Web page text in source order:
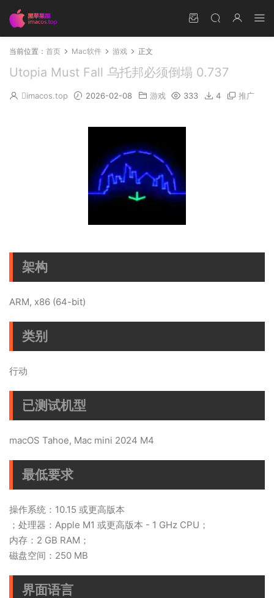
当前位置： 首页 Mac软件 游戏 正文
Utopia Must Fall 乌托邦必须倒塌 0.737
imacos.top 2026-02-08 游戏 333 4 推广
架构
ARM, x86 (64-bit)
类别
行动
已测试机型
macOS Tahoe, Mac mini 2024 M4
最低要求
操作系统：10.15 或更高版本
；处理器：Apple M1 或更高版本 - 1 GHz CPU；
内存：2 GB RAM；
磁盘空间：250 MB
界面语言